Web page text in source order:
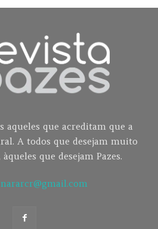
aqueles que acreditam que a
A todos que desejam muito
que desejam Pazes.
nararcr@gmail.com